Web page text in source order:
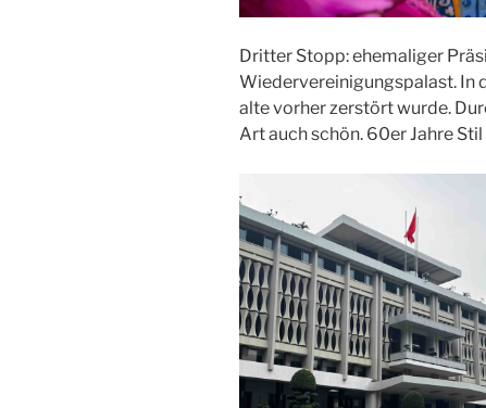
Dritter Stopp: ehemaliger
Wiedervereinigungspalast. In
alte vorher zerstört wurde.
Art auch schön. 60er Jahre Stil